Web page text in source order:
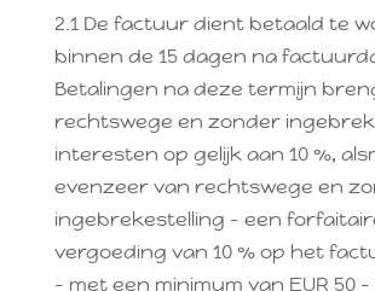
2.1 De factuur dient betaald te
binnen de 15 dagen na
Betalingen na deze termijn
rechtswege en zonder
interesten op gelijk aan 10 %,
evenzeer van rechtswege en
ingebrekestelling – een
vergoeding van 10 % op het
– met een minimum van EUR 50 –